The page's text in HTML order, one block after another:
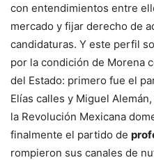
con entendimientos entre
mercado y fijar derecho de
candidaturas. Y este perfil
por la condición de Morena
del Estado: primero fue el
Elías calles y Miguel
la Revolución Mexicana
finalmente el partido de
rompieron sus canales de